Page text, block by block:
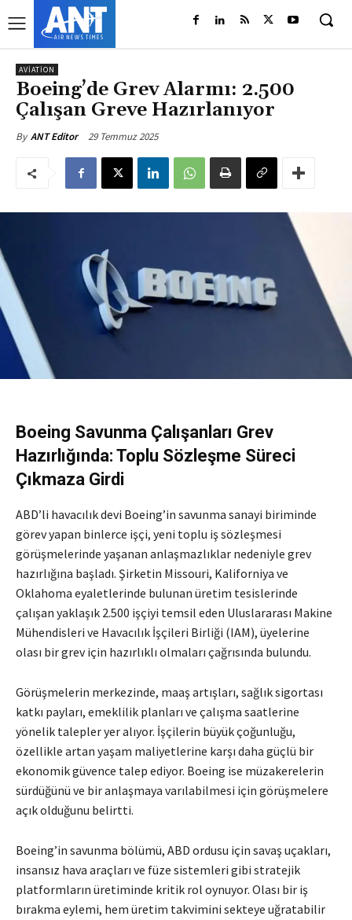
AVIATION
Boeing’de Grev Alarmı: 2.500
Çalışan Greve Hazırlanıyor
By ANT Editor 29 Temmuz 2025
Boeing Savunma Çalışanları Grev
Hazırlığında: Toplu Sözleşme Süreci
Çıkmaza Girdi
ABD’li havacılık devi Boeing’in savunma sanayi biriminde
görev yapan binlerce işçi, yeni toplu iş sözleşmesi
görüşmelerinde yaşanan anlaşmazlıklar nedeniyle grev
hazırlığına başladı. Şirketin Missouri, Kaliforniya ve
Oklahoma eyaletlerinde bulunan üretim tesislerinde
çalışan yaklaşık 2.500 işçiyi temsil eden Uluslararası Makine
Mühendisleri ve Havacılık İşçileri Birliği (IAM), üyelerine
olası bir grev için hazırlıklı olmaları çağrısında bulundu.
Görüşmelerin merkezinde, maaş artışları, sağlık sigortası
katkı payları, emeklilik planları ve çalışma saatlerine
yönelik talepler yer alıyor. İşçilerin büyük çoğunluğu,
özellikle artan yaşam maliyetlerine karşı daha güçlü bir
ekonomik güvence talep ediyor. Boeing ise müzakerelerin
sürdüğünü ve bir anlaşmaya varılabilmesi için görüşmelere
açık olduğunu belirtti.
Boeing’in savunma bölümü, ABD ordusu için savaş uçakları,
insansız hava araçları ve füze sistemleri gibi stratejik
platformların üretiminde kritik rol oynuyor. Olası bir iş
bırakma eylemi, hem üretim takvimini sekteye uğratabilir